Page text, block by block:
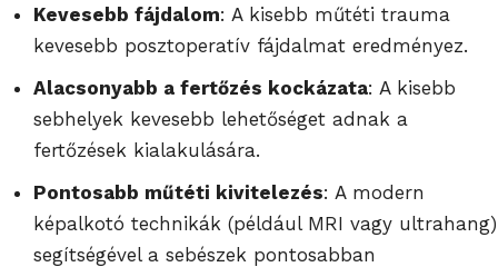
Kevesebb fájdalom: A kisebb műtéti trauma
kevesebb posztoperatív fájdalmat eredményez.
Alacsonyabb a fertőzés kockázata: A kisebb
sebhelyek kevesebb lehetőséget adnak a
fertőzések kialakulására.
Pontosabb műtéti kivitelezés: A modern
képalkotó technikák (például MRI vagy ultrahang)
segítségével a sebészek pontosabban